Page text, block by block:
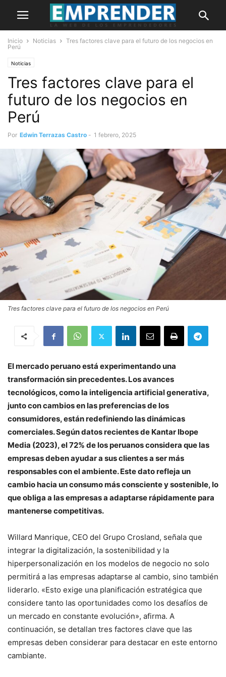
Inicio Noticias
Tres factores clave para el futuro de los negocios en
Perú
Noticias
Tres factores clave para el
futuro de los negocios en
Perú
Por Edwin Terrazas Castro - 1 febrero, 2025
Tres factores clave para el futuro de los negocios en Perú
El mercado peruano está experimentando una
transformación sin precedentes. Los avances
tecnológicos, como la inteligencia artificial generativa,
junto con cambios en las preferencias de los
consumidores, están redefiniendo las dinámicas
comerciales. Según datos recientes de Kantar Ibope
Media (2023), el 72% de los peruanos considera que las
empresas deben ayudar a sus clientes a ser más
responsables con el ambiente. Este dato refleja un
cambio hacia un consumo más consciente y sostenible, lo
que obliga a las empresas a adaptarse rápidamente para
mantenerse competitivas.
Willard Manrique, CEO del Grupo Crosland, señala que
integrar la digitalización, la sostenibilidad y la
hiperpersonalización en los modelos de negocio no solo
permitirá a las empresas adaptarse al cambio, sino también
liderarlo. «Esto exige una planificación estratégica que
considere tanto las oportunidades como los desafíos de
un mercado en constante evolución», afirma. A
continuación, se detallan tres factores clave que las
empresas deben considerar para destacar en este entorno
cambiante.